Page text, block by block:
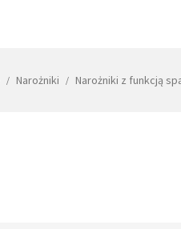
Narożniki Narożniki z funkcją